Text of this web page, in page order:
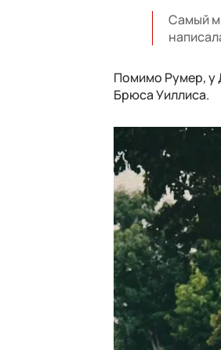
Самый
Помимо Румер, у
Брюса Уиллиса.